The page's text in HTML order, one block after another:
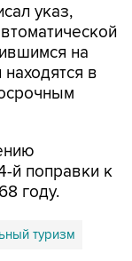
указ,
на
в
й поправки к
году.
туризм